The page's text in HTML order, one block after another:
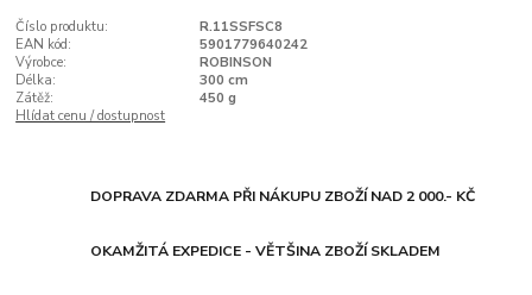
Číslo produktu:
R.11SSFSC8
EAN kód:
5901779640242
Výrobce:
ROBINSON
Délka:
300 cm
Zátěž:
450 g
Hlídat cenu / dostupnost
DOPRAVA ZDARMA PŘI NÁKUPU ZBOŽÍ NAD 2 000.- KČ
OKAMŽITÁ EXPEDICE - VĚTŠINA ZBOŽÍ SKLADEM